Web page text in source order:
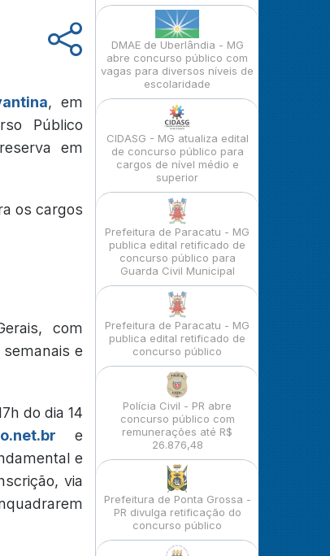
, em
Público
em
os cargos
com
semanais e
do dia 14
e
e
via
DMAE de Uberlândia - MG
abre concurso público com
vagas para diversos níveis de
escolaridade
CIDASG - MG atualiza edital
de concurso público para
cargos de nível médio e
superior
Prefeitura de Paracatu - MG
publica edital retificado de
concurso público para
Guarda Civil Municipal
Prefeitura de Paracatu - MG
publica edital retificado de
concurso público
Polícia Civil - PR abre
concurso público com
remunerações até R$
26.876,48
Prefeitura de Ponta Grossa -
PR divulga retificação do
concurso público